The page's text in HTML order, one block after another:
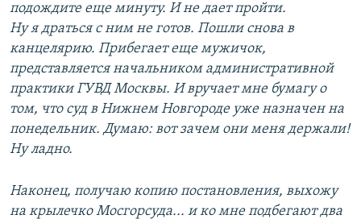
подождите еще минуту. И не дает пройти.
Ну я драться с ним не готов. Пошли снова в
канцелярию. Прибегает еще мужичок,
представляется начальником административной
практики ГУВД Москвы. И вручает мне бумагу о
том, что суд в Нижнем Новгороде уже назначен на
понедельник. Думаю: вот зачем они меня держали!
Ну ладно.
Наконец, получаю копию постановления, выхожу
на крылечко Мосгорсуда... и ко мне подбегают два